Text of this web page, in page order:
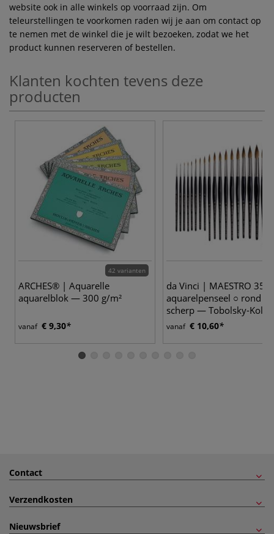
website ook in alle winkels op voorraad zijn. Om
teleurstellingen te voorkomen raden wij je aan om contact op
te nemen met de winkel die je wilt bezoeken, zodat we het
product kunnen reserveren of bestellen.
Klanten kochten tevens deze
producten
42 varianten
ARCHES® | Aquarelle
aquarelblok — 300 g/m²
vanaf € 9,30
da Vinci | MAESTRO 35
aquarelpenseel ○ rond &
scherp — Tobolsky-
roodmarterhaar
vanaf € 10,60
Contact
Verzendkosten
Nieuwsbrief